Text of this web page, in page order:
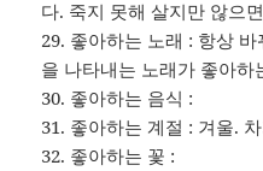
다. 죽지 못해 살지만 않으
29. 좋아하는 노래 : 항상
을 나타내는 노래가 좋아하
30. 좋아하는 음식 :
31. 좋아하는 계절 : 겨울.
32. 좋아하는 꽃 :